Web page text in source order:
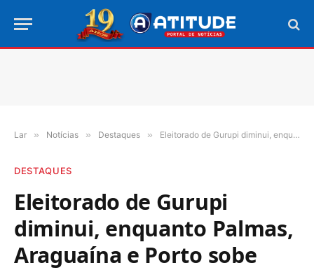
Lar » Notícias » Destaques » Eleitorado de Gurupi diminui, enquanto Palmas, Araguaína e Porto sobe
DESTAQUES
Eleitorado de Gurupi
diminui, enquanto Palmas,
Araguaína e Porto sobe